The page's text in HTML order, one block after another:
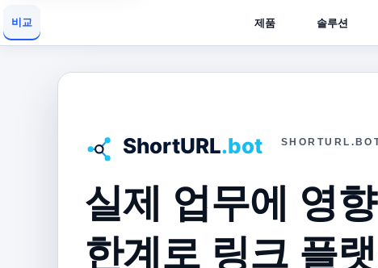
비교 제품 솔루션
실제 업무에 영
한계로 링크 플